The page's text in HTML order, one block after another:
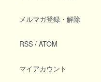
メルマガ登録・解除
RSS / ATOM
マイアカウント